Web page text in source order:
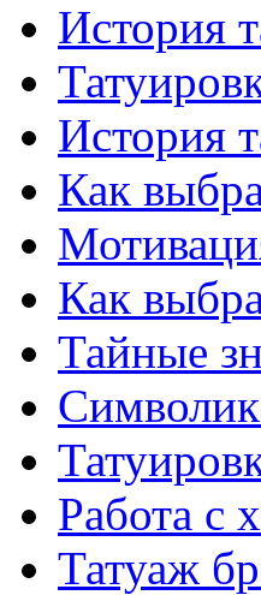
История
История
Как
Как
Тайные
Работa с
Татуаж